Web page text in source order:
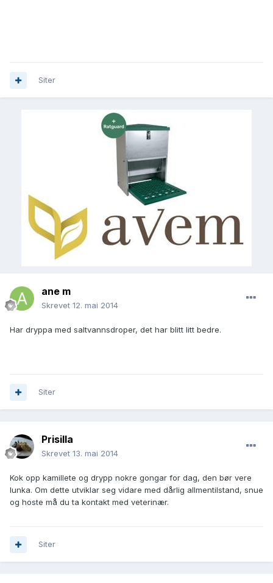
Siter
ane m
Skrevet 12. mai 2014
Har dryppa med saltvannsdroper, det har blitt litt bedre.
Siter
Prisilla
Skrevet 13. mai 2014
Kok opp kamillete og drypp nokre gongar for dag, den bør vere
lunka. Om dette utviklar seg vidare med dårlig allmentilstand, snue
og hoste må du ta kontakt med veterinær.
Siter